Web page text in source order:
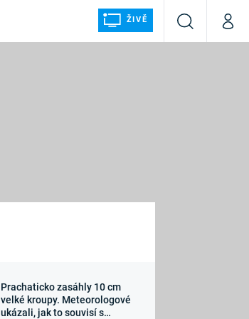
ŽIVĚ
VyhledáváníMůj
Sledujte nás
Prachaticko zasáhly 10 cm
velké kroupy. Meteorologové
ukázali, jak to souvisí s